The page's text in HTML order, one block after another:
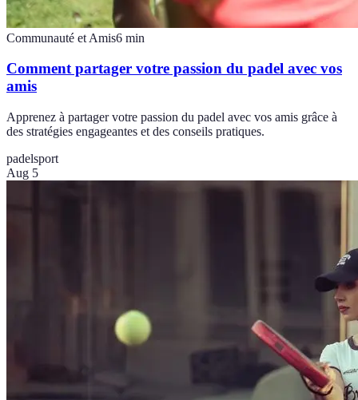
Communauté et Amis6 min
Comment partager votre passion du padel avec vos
amis
Apprenez à partager votre passion du padel avec vos amis grâce à
des stratégies engageantes et des conseils pratiques.
padelsport
Aug 5